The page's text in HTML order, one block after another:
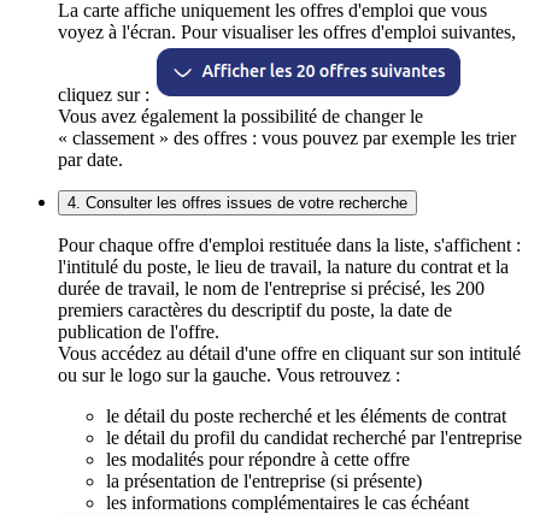
La carte affiche uniquement les offres d'emploi que vous
voyez à l'écran. Pour visualiser les offres d'emploi suivantes,
cliquez sur :
Vous avez également la possibilité de changer le
« classement » des offres : vous pouvez par exemple les trier
par date.
4. Consulter les offres issues de votre recherche
Pour chaque offre d'emploi restituée dans la liste, s'affichent :
l'intitulé du poste, le lieu de travail, la nature du contrat et la
durée de travail, le nom de l'entreprise si précisé, les 200
premiers caractères du descriptif du poste, la date de
publication de l'offre.
Vous accédez au détail d'une offre en cliquant sur son intitulé
ou sur le logo sur la gauche. Vous retrouvez :
le détail du poste recherché et les éléments de contrat
le détail du profil du candidat recherché par l'entreprise
les modalités pour répondre à cette offre
la présentation de l'entreprise (si présente)
les informations complémentaires le cas échéant